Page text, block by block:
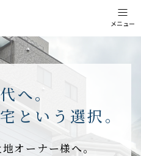
メニュー
へ。
という選択。
オーナー様へ。